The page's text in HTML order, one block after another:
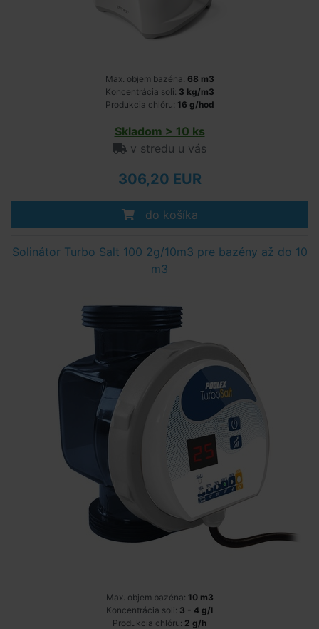
Max. objem bazéna: 68 m3
Koncentrácia soli: 3 kg/m3
Produkcia chlóru: 16 g/hod
Skladom > 10 ks
v stredu u vás
306,20 EUR
do košíka
Solinátor Turbo Salt 100 2g/10m3 pre bazény až do 10
m3
Max. objem bazéna: 10 m3
Koncentrácia soli: 3 - 4 g/l
Produkcia chlóru: 2 g/h